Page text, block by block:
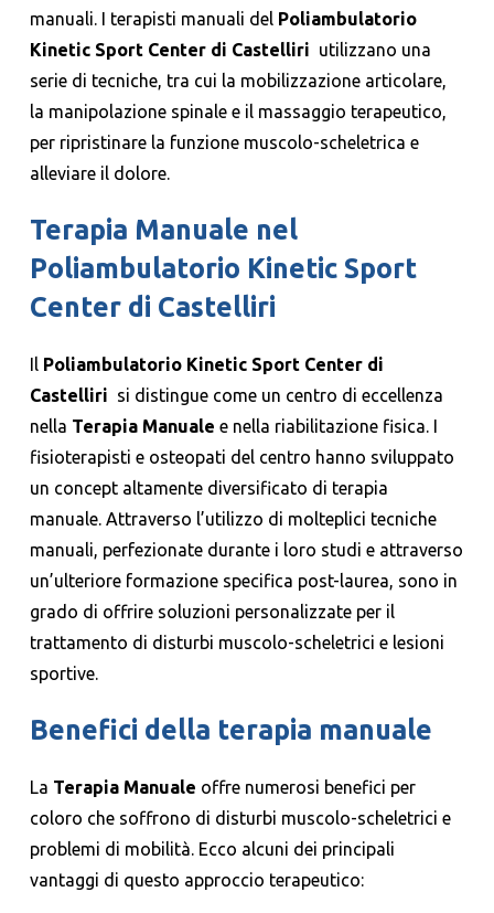
manuali. I terapisti manuali del Poliambulatorio
Kinetic Sport Center di Castelliri utilizzano una
serie di tecniche, tra cui la mobilizzazione articolare,
la manipolazione spinale e il massaggio terapeutico,
per ripristinare la funzione muscolo-scheletrica e
alleviare il dolore.
Terapia Manuale nel
Poliambulatorio Kinetic Sport
Center di Castelliri
Il Poliambulatorio Kinetic Sport Center di
Castelliri si distingue come un centro di eccellenza
nella Terapia Manualee nella riabilitazione fisica. I
fisioterapisti e osteopati del centro hanno sviluppato
un concept altamente diversificato di terapia
manuale. Attraverso l’utilizzo di molteplici tecniche
manuali, perfezionate durante i loro studi e attraverso
un’ulteriore formazione specifica post-laurea, sono in
grado di offrire soluzioni personalizzate per il
trattamento di disturbi muscolo-scheletrici e lesioni
sportive.
Benefici della terapia manuale
La Terapia Manuale offre numerosi benefici per
coloro che soffrono di disturbi muscolo-scheletrici e
problemi di mobilità. Ecco alcuni dei principali
vantaggi di questo approccio terapeutico: